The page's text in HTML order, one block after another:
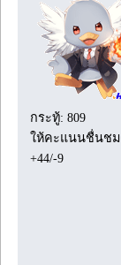
กระทู้: 809
ให้คะแนนชื่นช
+44/-9